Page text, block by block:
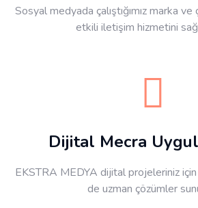
Sosyal medyada çalıştığımız marka
etkili iletişim hizmetini
Dijital Mecra
EKSTRA MEDYA dijital projeleriniz
de uzman çözümler